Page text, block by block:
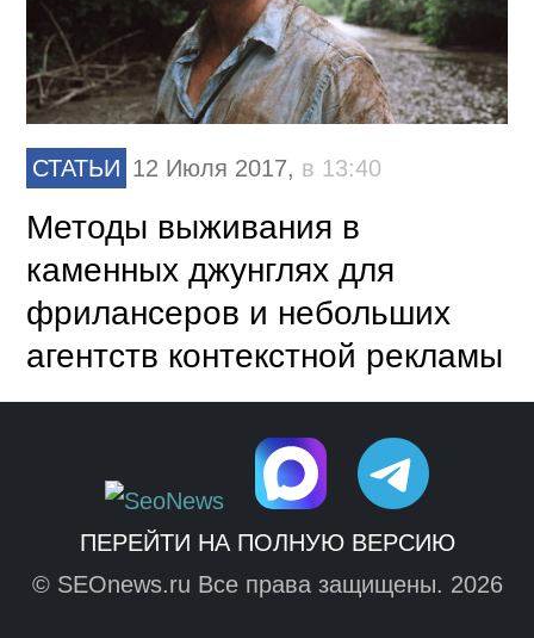
СТАТЬИ 12 Июля 2017, в 13:40
Методы выживания в
каменных джунглях для
фрилансеров и небольших
агентств контекстной рекламы
ПЕРЕЙТИ НА ПОЛНУЮ ВЕРСИЮ
© SEOnews.ru Все права защищены. 2026